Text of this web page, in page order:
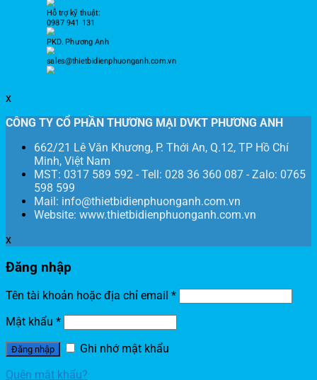
Hỗ trợ kỹ thuật:
0987 941 131
PKD. Phương Anh
sales@thietbidienphuonganh.com.vn
x
CÔNG TY CỔ PHẦN THƯƠNG MẠI DVKT PHƯƠNG ANH
662/21 Lê Văn Khương, P. Thới An, Q.12, TP Hồ Chí
Minh, Việt Nam
MST: 0317 589 592 - Tell: 028 36 360 087 - Zalo: 0765
598 599
Mail: info@thietbidienphuonganh.com.vn
Website: www.thietbidienphuonganh.com.vn
x
Đăng nhập
Tên tài khoản hoặc địa chỉ email *
Mật khẩu *
Đăng nhập
Ghi nhớ mật khẩu
Quên mật khẩu?